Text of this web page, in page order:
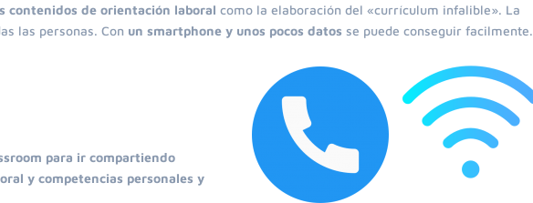
contenidos de orientación laboral como la elaboración del «currículum infalible». La
las personas. Con un smartphone y unos pocos datos se puede conseguir facilmente.
para ir compartiendo
y competencias personales y